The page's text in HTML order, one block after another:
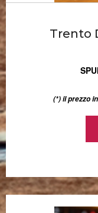
Trento
(*) il prezzo